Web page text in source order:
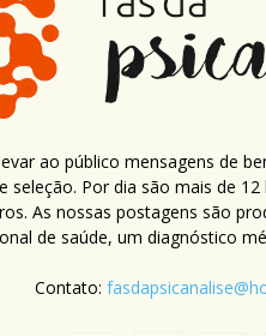
ao público mensagens de
seleção. Por dia são mais de
As nossas postagens são
de saúde, um diagnóstico
Contato: